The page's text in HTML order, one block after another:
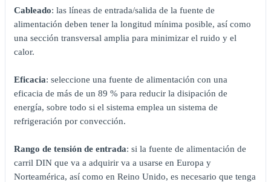
Cableado: las líneas de entrada/salida de la fuente de
alimentación deben tener la longitud mínima posible, así como
una sección transversal amplia para minimizar el ruido y el
calor.
Eficacia: seleccione una fuente de alimentación con una
eficacia de más de un 89 % para reducir la disipación de
energía, sobre todo si el sistema emplea un sistema de
refrigeración por convección.
Rango de tensión de entrada: si la fuente de alimentación de
carril DIN que va a adquirir va a usarse en Europa y
Norteamérica, así como en Reino Unido, es necesario que tenga